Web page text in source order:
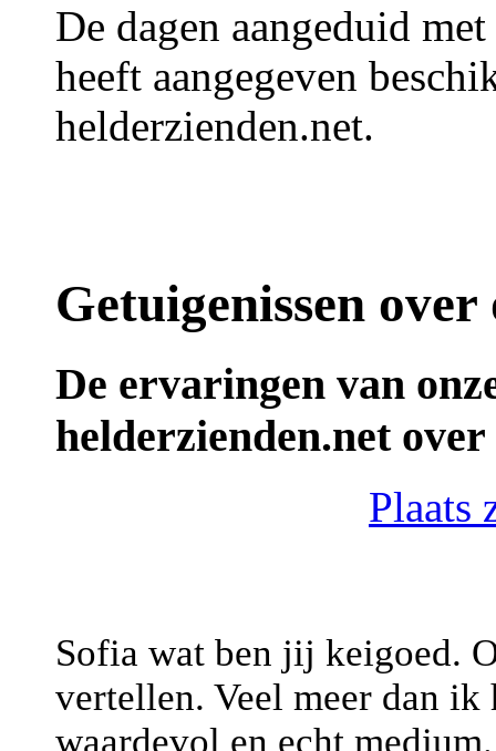
De dagen aangeduid
heeft aangegeven
helderzienden.net.
Getuigenissen
De ervaringen van
helderzienden.net
Plaats
Sofia wat ben jij keigoed.
vertellen. Veel meer dan ik
waardevol en echt